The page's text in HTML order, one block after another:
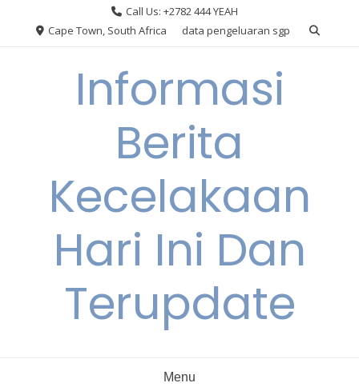
Call Us: +2782 444 YEAH
Cape Town, South Africa
data pengeluaran sgp
Informasi
Berita
Kecelakaan
Hari Ini Dan
Terupdate
Menu